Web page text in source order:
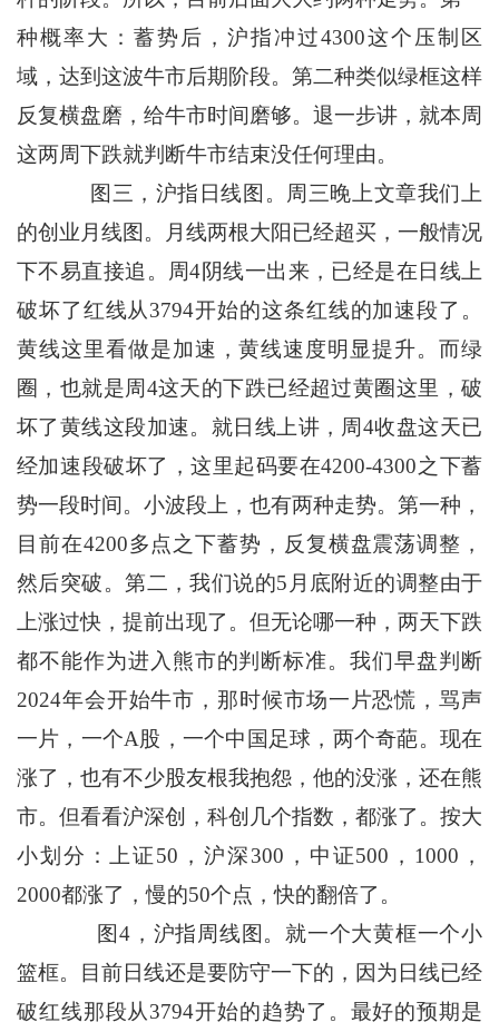
种概率大：蓄势后，沪指冲过4300这个压制区
域，达到这波牛市后期阶段。第二种类似绿框这样
反复横盘磨，给牛市时间磨够。退一步讲，就本周
这两周下跌就判断牛市结束没任何理由。
图三，沪指日线图。周三晚上文章我们上
的创业月线图。月线两根大阳已经超买，一般情况
下不易直接追。周4阴线一出来，已经是在日线上
破坏了红线从3794开始的这条红线的加速段了。
黄线这里看做是加速，黄线速度明显提升。而绿
圈，也就是周4这天的下跌已经超过黄圈这里，破
坏了黄线这段加速。就日线上讲，周4收盘这天已
经加速段破坏了，这里起码要在4200-4300之下蓄
势一段时间。小波段上，也有两种走势。第一种，
目前在4200多点之下蓄势，反复横盘震荡调整，
然后突破。第二，我们说的5月底附近的调整由于
上涨过快，提前出现了。但无论哪一种，两天下跌
都不能作为进入熊市的判断标准。我们早盘判断
2024年会开始牛市，那时候市场一片恐慌，骂声
一片，一个A股，一个中国足球，两个奇葩。现在
涨了，也有不少股友根我抱怨，他的没涨，还在熊
市。但看看沪深创，科创几个指数，都涨了。按大
小划分：上证50，沪深300，中证500，1000，
2000都涨了，慢的50个点，快的翻倍了。
图4，沪指周线图。就一个大黄框一个小
篮框。目前日线还是要防守一下的，因为日线已经
破红线那段从3794开始的趋势了。最好的预期是